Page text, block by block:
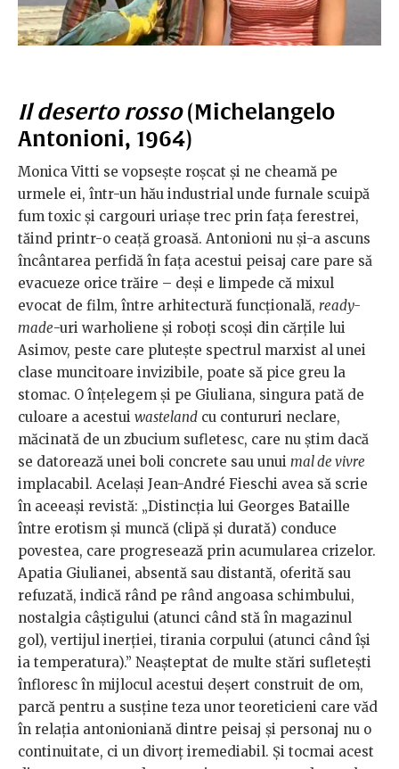
Il deserto rosso(Michelangelo
Antonioni, 1964)
Monica Vitti se vopsește roșcat și ne cheamă pe
urmele ei, într-un hău industrial unde furnale scuipă
fum toxic și cargouri uriașe trec prin fața ferestrei,
tăind printr-o ceață groasă. Antonioni nu și-a ascuns
încântarea perfidă în fața acestui peisaj care pare să
evacueze orice trăire – deși e limpede că mixul
evocat de film, între arhitectură funcțională, ready-
made-uri warholiene și roboți scoși din cărțile lui
Asimov, peste care plutește spectrul marxist al unei
clase muncitoare invizibile, poate să pice greu la
stomac. O înțelegem și pe Giuliana, singura pată de
culoare a acestui wasteland cu contururi neclare,
măcinată de un zbucium sufletesc, care nu știm dacă
se datorează unei boli concrete sau unui mal de vivre
implacabil. Același Jean-André Fieschi avea să scrie
în aceeași revistă: „Distincția lui Georges Bataille
între erotism și muncă (clipă și durată) conduce
povestea, care progresează prin acumularea crizelor.
Apatia Giulianei, absentă sau distantă, oferită sau
refuzată, indică rând pe rând angoasa schimbului,
nostalgia câștigului (atunci când stă în magazinul
gol), vertijul inerției, tirania corpului (atunci când își
ia temperatura).” Neașteptat de multe stări sufletești
înfloresc în mijlocul acestui deșert construit de om,
parcă pentru a susține teza unor teoreticieni care văd
în relația antonioniană dintre peisaj și personaj nu o
continuitate, ci un divorț iremediabil. Și tocmai acest